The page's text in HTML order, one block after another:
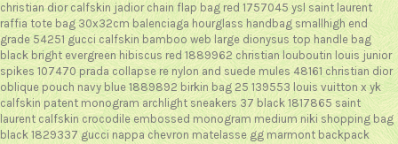
christian dior calfskin jadior chain flap bag red 1757045 ysl saint laurent
raffia tote bag 30x32cm balenciaga hourglass handbag smallhigh end
grade 54251 gucci calfskin bamboo web large dionysus top handle bag
black bright evergreen hibiscus red 1889962 christian louboutin louis junior
spikes 107470 prada collapse re nylon and suede mules 48161 christian dior
oblique pouch navy blue 1889892 birkin bag 25 139553 louis vuitton x yk
calfskin patent monogram archlight sneakers 37 black 1817865 saint
laurent calfskin crocodile embossed monogram medium niki shopping bag
black 1829337 gucci nappa chevron matelasse gg marmont backpack